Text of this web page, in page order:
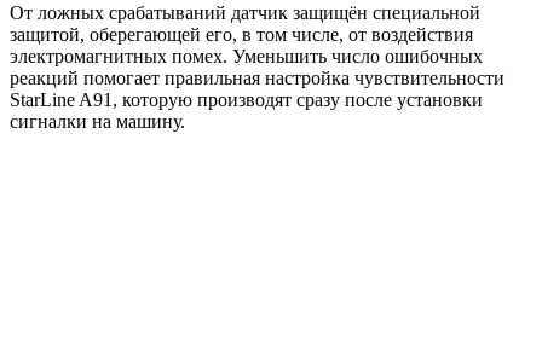
От ложных срабатываний датчик защищён специальной
защитой, оберегающей его, в том числе, от воздействия
электромагнитных помех. Уменьшить число ошибочных
реакций помогает правильная настройка чувствительности
StarLine A91, которую производят сразу после установки
сигналки на машину.